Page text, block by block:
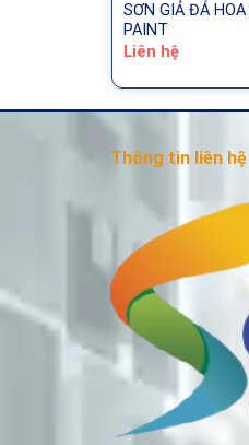
SƠN GIẢ ĐÁ
PAINT
Liên hệ
Thông tin liên hệ